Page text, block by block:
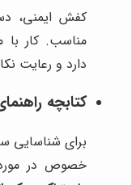
کفش ایمنی،
مناسب. کار
دارد و رعایت
کتابچه
برای شناسایی
خصوص در مورد